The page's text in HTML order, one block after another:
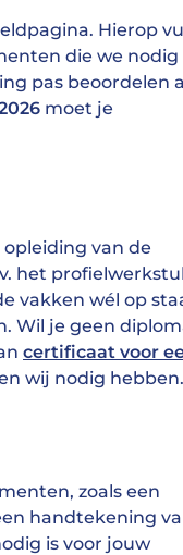
Hierop
die we nodig
pas beoordelen
moet je
van de
het
vakken wél op
Wil je geen
certificaat voor
wij nodig hebben.
zoals een
handtekening
is voor jouw